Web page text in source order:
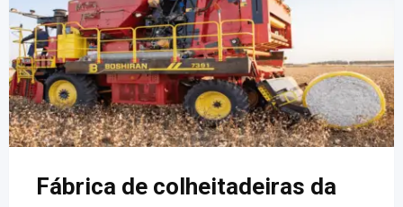
Fábrica de colheitadeiras da